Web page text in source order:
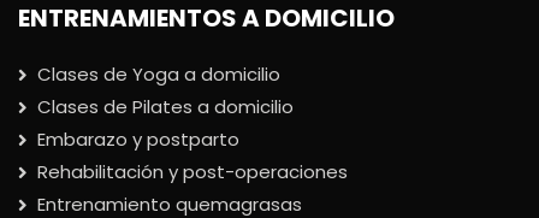
ENTRENAMIENTOS A DOMICILIO
Clases de Yoga a domicilio
Clases de Pilates a domicilio
Embarazo y postparto
Rehabilitación y post-operaciones
Entrenamiento quemagrasas